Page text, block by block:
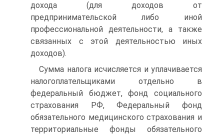
дохода (для доходов от
предпринимательской либо иной
профессиональной деятельности, а также
связанных с этой деятельностью иных
доходов).
Сумма налога исчисляется и уплачивается
налогоплательщиками отдельно в
федеральный бюджет, фонд социального
страхования РФ, Федеральный фонд
обязательного медицинского страхования и
территориальные фонды обязательного